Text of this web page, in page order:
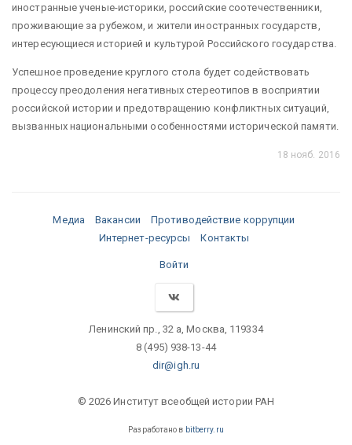
иностранные ученые-историки, российские соотечественники,
проживающие за рубежом, и жители иностранных государств,
интересующиеся историей и культурой Российского государства.
Успешное проведение круглого стола будет содействовать
процессу преодоления негативных стереотипов в восприятии
российской истории и предотвращению конфликтных ситуаций,
вызванных национальными особенностями исторической памяти.
18 нояб. 2016
Медиа Вакансии
Противодействие коррупции
Интернет-ресурсы
Контакты
Войти
Ленинский пр., 32 а, Москва, 119334
8 (495) 938-13-44
dir@igh.ru
© 2026 Институт всеобщей истории РАН
Разработано в bitberry.ru